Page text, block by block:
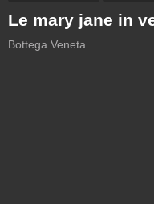
Le mary jane in
Bottega Veneta